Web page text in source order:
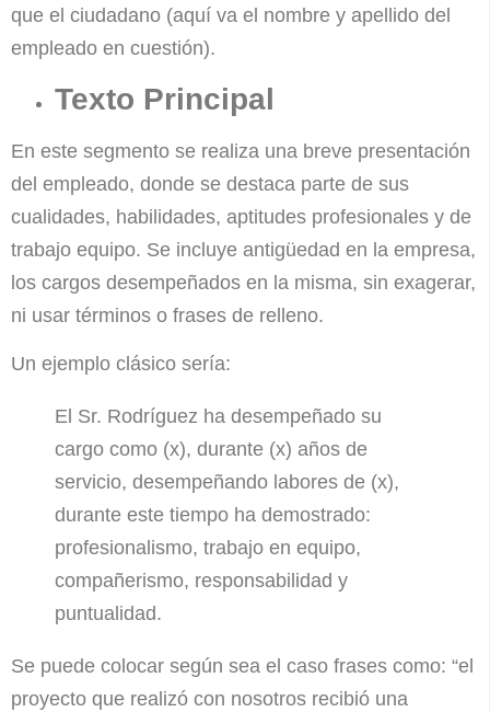
que el ciudadano (aquí va el nombre y apellido del
empleado en cuestión).
Texto Principal
En este segmento se realiza una breve presentación
del empleado, donde se destaca parte de sus
cualidades, habilidades, aptitudes profesionales y de
trabajo equipo. Se incluye antigüedad en la empresa,
los cargos desempeñados en la misma, sin exagerar,
ni usar términos o frases de relleno.
Un ejemplo clásico sería:
El Sr. Rodríguez ha desempeñado su
cargo como (x), durante (x) años de
servicio, desempeñando labores de (x),
durante este tiempo ha demostrado:
profesionalismo, trabajo en equipo,
compañerismo, responsabilidad y
puntualidad.
Se puede colocar según sea el caso frases como: “el
proyecto que realizó con nosotros recibió una